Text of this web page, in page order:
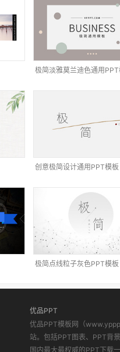
极简淡雅莫兰迪色通用PPT
创意极简设计通用PPT模板
极简点线粒子灰色PPT模板
优品PPT
优品PPT模板网（
站。包括PPT图表、PPT背
国内最大最权威的PPT下载